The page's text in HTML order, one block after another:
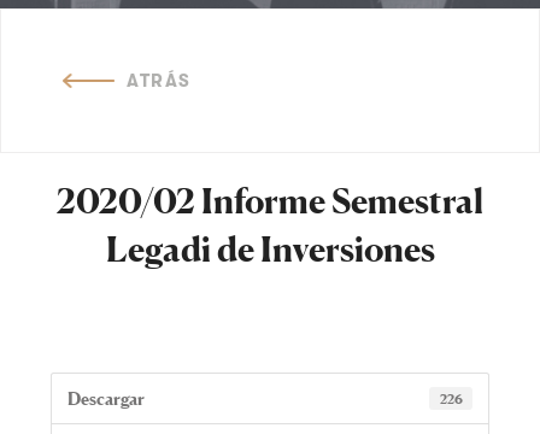
ATRÁS
2020/02 Informe Semestral
Legadi de Inversiones
Descargar 226